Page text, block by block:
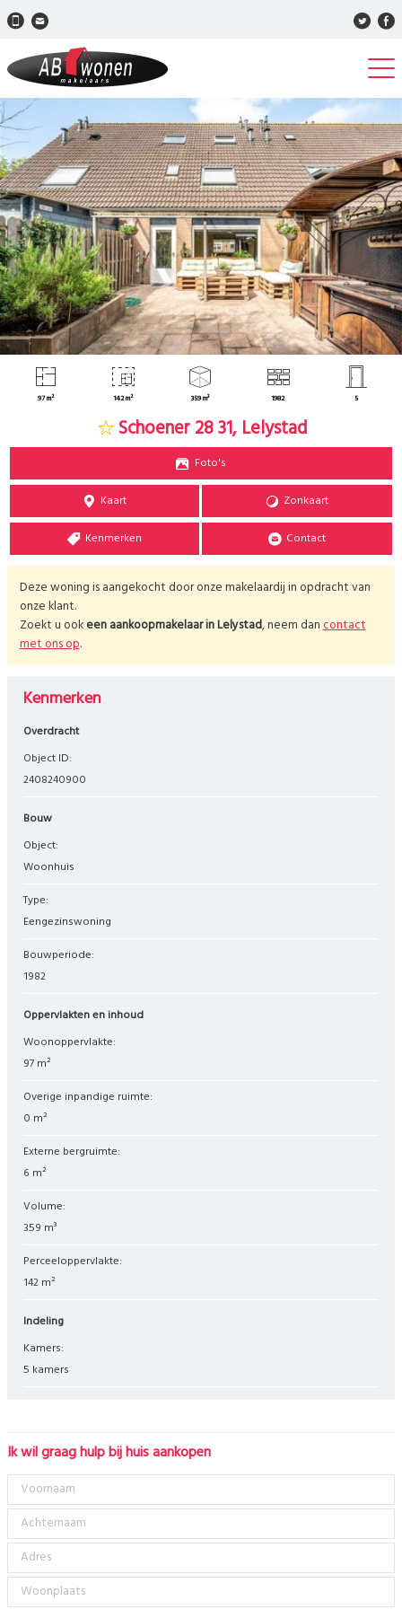
97 m² 142 m² 359 m³ 1982 5
Schoener 28 31, Lelystad
Foto's
Kaart Zonkaart
Kenmerken Contact
Deze woning is aangekocht door onze makelaardij in opdracht van
onze klant.
Zoekt u ookeen aankoopmakelaar inLelystad, neem dancontact
met ons op.
Kenmerken
Overdracht
Object ID:
2408240900
Bouw
Object:
woonhuis
Type:
eengezinswoning
Bouwperiode:
1982
Oppervlakten en inhoud
Woonoppervlakte:
97 m²
Overige inpandige ruimte:
0 m²
Externe bergruimte:
6 m²
Volume:
359 m³
Perceeloppervlakte:
142 m²
Indeling
Kamers:
5 kamers
Ik wil graag hulp bij huis aankopen